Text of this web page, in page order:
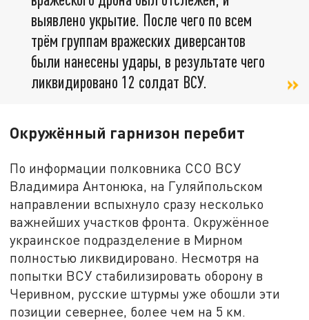
выявлено укрытие. После чего по всем
трём группам вражеских диверсантов
были нанесены удары, в результате чего
ликвидировано 12 солдат ВСУ.
Окружённый гарнизон перебит
По информации полковника ССО ВСУ
Владимира Антонюка, на Гуляйпольском
направлении вспыхнуло сразу несколько
важнейших участков фронта. Окружённое
украинское подразделение в Мирном
полностью ликвидировано. Несмотря на
попытки ВСУ стабилизировать оборону в
Черивном, русские штурмы уже обошли эти
позиции севернее, более чем на 5 км.